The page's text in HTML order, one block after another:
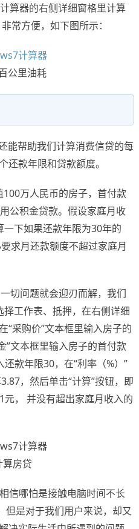
算器的右侧详细窗格里计算
常方便，如下图所示：
公里油耗
帮助我们计算消费信贷的每
还款年限和贷款额度。
万人民币的房子，首付款
公积金贷款。假设家庭月收
下如果还款年限为30年的
求月还款额度不超过家庭月
切问题就会迎刃而解，我们
工作表、抵押，在右侧详细
“采购价”文本框里输入房子的
”文本框里输入房子的首付款
款年限30，在“利率（%）”
，然后单击“计算”按钮，即
， 并没有超出家庭月收入的
算房贷
哪怕是接触电脑时间不长
但是对于我们用户来说，却又